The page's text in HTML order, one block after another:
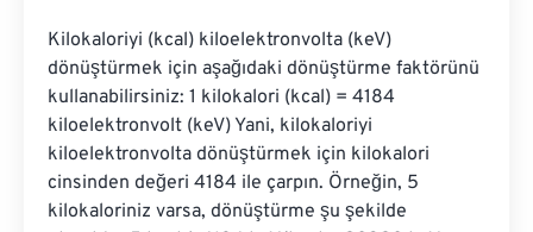
Kilokaloriyi (kcal) kiloelektronvolta (keV)
dönüştürmek için aşağıdaki dönüştürme faktörünü
kullanabilirsiniz: 1 kilokalori (kcal) = 4184
kiloelektronvolt (keV) Yani, kilokaloriyi
kiloelektronvolta dönüştürmek için kilokalori
cinsinden değeri 4184 ile çarpın. Örneğin, 5
kilokaloriniz varsa, dönüştürme şu şekilde